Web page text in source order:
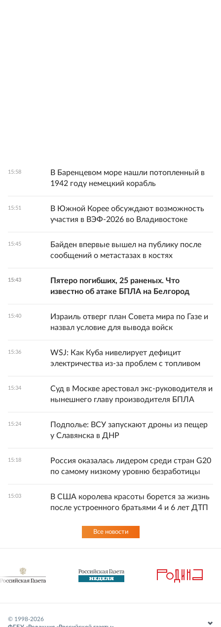
15:58
В Баренцевом море нашли потопленный в
1942 году немецкий корабль
15:51
В Южной Корее обсуждают возможность
участия в ВЭФ-2026 во Владивостоке
15:45
Байден впервые вышел на публику после
сообщений о метастазах в костях
15:43
Пятеро погибших, 25 раненых. Что
известно об атаке БПЛА на Белгород
15:40
Израиль отверг план Совета мира по Газе и
назвал условие для вывода войск
15:36
WSJ: Как Куба нивелирует дефицит
электричества из-за проблем с топливом
15:34
Суд в Москве арестовал экс-руководителя и
нынешнего главу производителя БПЛА
15:24
Подполье: ВСУ запускают дроны из пещер
у Славянска в ДНР
15:18
Россия оказалась лидером среди стран G20
по самому низкому уровню безработицы
15:03
В США королева красоты борется за жизнь
после устроенного братьями 4 и 6 лет ДТП
Все новости
© 1998-2026